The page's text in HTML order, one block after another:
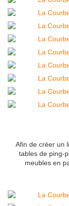
Afin de créer un
tables de ping-
meubles en